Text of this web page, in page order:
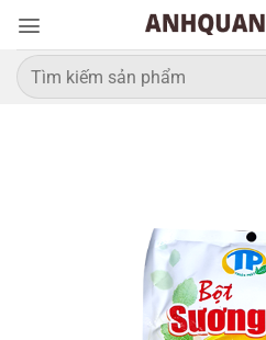
qua
nội
dung
Tìm
kiếm: